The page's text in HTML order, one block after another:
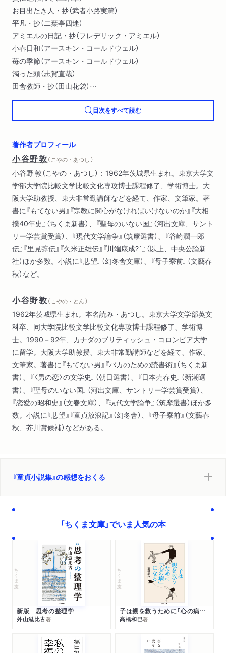
お目出たき人・抄（武者小路実篤）
平凡・抄（二葉亭四迷）
アミエルの日記・抄（フレデリック・アミエル）
小春日和（アースキン・コールドウェル）
苺の季節（アースキン・コールドウェル）
濁った頭（志賀直哉）
田舎教師・抄（田山花袋）
夜のかけら・抄（藤堂志津子）
目次をすべて読む
著作者プロフィール
小谷野敦（ こやの・あつし ）
小谷野 敦（こやの・あつし）：1962年茨城県生まれ。東京大学文
学部大学院比較文学比較文化専攻博士課程修了、学術博士。大
阪大学助教授、東大非常勤講師などを経て、作家、文筆家。著
書に『もてない男』『宗教に関心がなければいけないのか』『大相
撲40年史』（ちくま新書）、『聖母のいない国』（河出文庫、サント
リー学芸賞受賞）、『現代文学論争』（筑摩選書）、『谷崎潤一郎
伝』『里見弴伝』『久米正雄伝』『川端康成?`』（以上、中央公論新
社）ほか多数。小説に『悲望』（幻冬舎文庫）、『母子寮前』（文藝春
秋）など。
小谷野敦（ こやの・とん ）
1962年茨城県生まれ。本名読み・あつし。東京大学文学部英文
科卒、同大学院比較文学比較文化専攻博士課程修了、学術博
士。1990－92年、カナダのブリティッシュ・コロンビア大学
に留学。大阪大学助教授、東大非常勤講師などを経て、作家、
文筆家。著書に『もてない男』『バカのための読書術』（ちくま新
書）、『〈男の恋〉の文学史』（朝日選書）、『日本売春史』（新潮選
書）、『聖母のいない国』（河出文庫、サントリー学芸賞受賞）、
『恋愛の昭和史』（文春文庫）、『現代文学論争』（筑摩選書）ほか多
数。小説に『悲望』『童貞放浪記』（幻冬舎）、『母子寮前』（文藝春
秋、芥川賞候補）などがある。
『童貞小説集』の感想をおくる
「ちくま文庫」でいま人気の本
ちくま文庫
新版 思考の整理学
外山滋比古著
ちくま文庫
子は親を救うために「心の病」になる
高橋和巳著